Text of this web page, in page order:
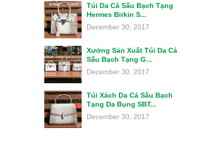
Túi Da Cá Sấu Bạch Tạng
Hermes Birkin S...
December 30, 2017
Xưởng Sản Xuất Túi Da Cá
Sấu Bạch Tạng G...
December 30, 2017
Túi Xách Da Cá Sấu Bạch
Tạng Da Bụng SBT...
December 30, 2017